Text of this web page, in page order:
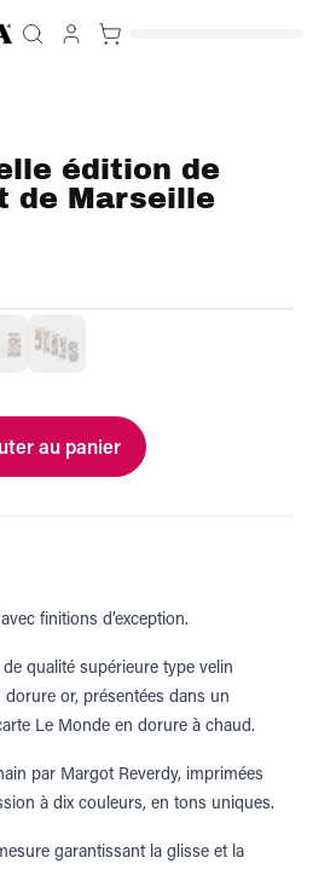
édition de
de Marseille
au panier
finitions d’exception.
qualité supérieure type velin
dorure or, présentées dans un
Le Monde en dorure à chaud.
par Margot Reverdy, imprimées
à dix couleurs, en tons uniques.
garantissant la glisse et la